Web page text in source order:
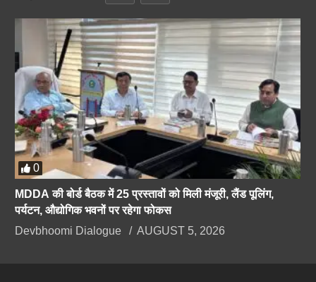
0
MDDA की बोर्ड बैठक में 25 प्रस्तावों को मिली मंजूरी, लैंड पूलिंग,
पर्यटन, औद्योगिक भवनों पर रहेगा फोकस
Devbhoomi Dialogue
AUGUST 5, 2026